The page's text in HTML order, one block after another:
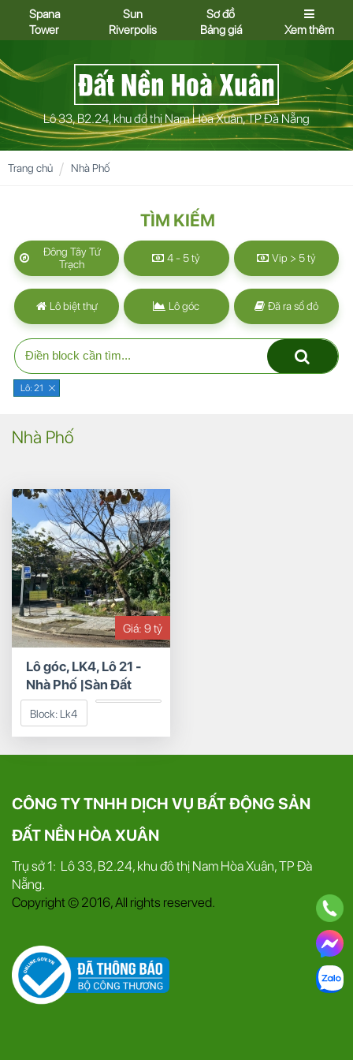
Spana
Tower
Sun
Riverpolis
Sơ đồ
Bảng giá
Xem thêm
Lô 33, B2.24, khu đô thị Nam Hòa Xuân, TP Đà Nẵng
Trang chủ Nhà Phố
TÌM KIẾM
Đông Tây Tứ
Trạch
4 - 5 tỷ Vip > 5 tỷ
Lô biệt thự Lô góc Đã ra sổ đỏ
Lô: 21
Nhà Phố
Giá: 9 tỷ
Lô góc, LK4, Lô 21 -
Nhà Phố |Sàn Đất
Nền Hòa Xuân
Block: Lk4
CÔNG TY TNHH DỊCH VỤ BẤT ĐỘNG SẢN
ĐẤT NỀN HÒA XUÂN
Trụ sở 1: Lô 33, B2.24, khu đô thị Nam Hòa Xuân, TP Đà
Nẵng.
Copyright © 2016, All rights reserved.